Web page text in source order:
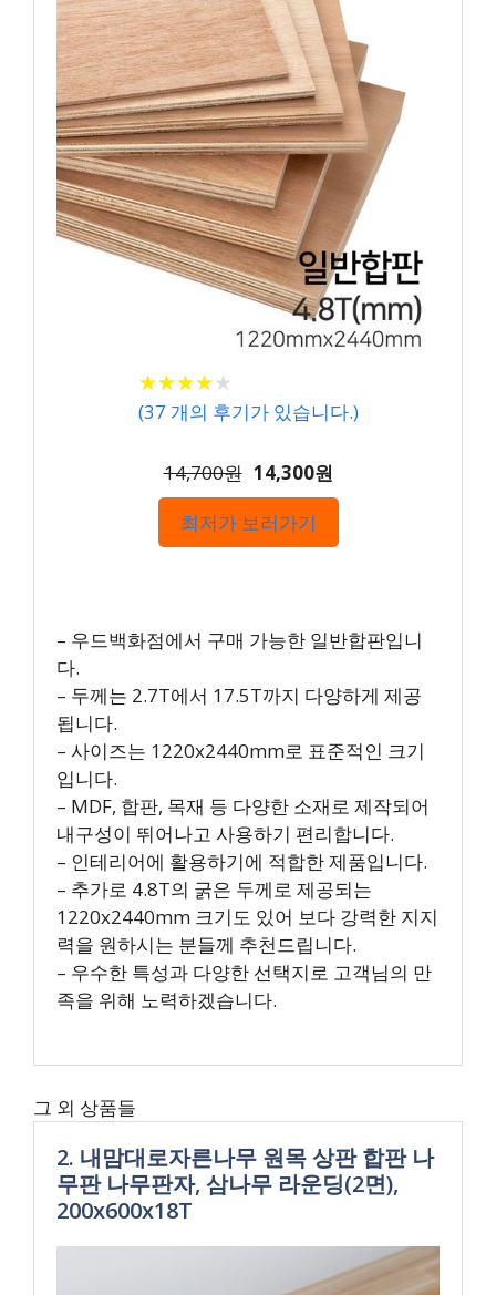
★★★★★
★★★★★
(37 개의 후기가 있습니다.)
14,700원 14,300원
최저가 보러가기
– 우드백화점에서 구매 가능한 일반합판입니
다.
– 두께는 2.7T에서 17.5T까지 다양하게 제공
됩니다.
– 사이즈는 1220x2440mm로 표준적인 크기
입니다.
– MDF, 합판, 목재 등 다양한 소재로 제작되어
내구성이 뛰어나고 사용하기 편리합니다.
– 인테리어에 활용하기에 적합한 제품입니다.
– 추가로 4.8T의 굵은 두께로 제공되는
1220x2440mm 크기도 있어 보다 강력한 지지
력을 원하시는 분들께 추천드립니다.
– 우수한 특성과 다양한 선택지로 고객님의 만
족을 위해 노력하겠습니다.
그 외 상품들
2. 내맘대로자른나무 원목 상판 합판 나
무판 나무판자, 삼나무 라운딩(2면),
200x600x18T